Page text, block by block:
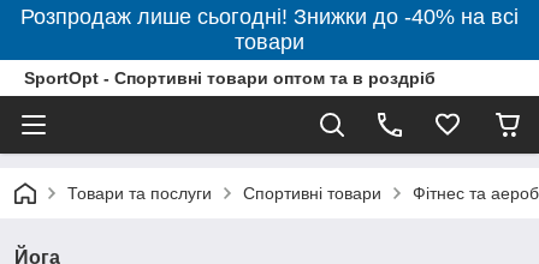
Розпродаж лише сьогодні! Знижки до -40% на всі
товари
SportOpt - Спортивні товари оптом та в роздріб
Товари та послуги Спортивні товари Фітнес та
Йога